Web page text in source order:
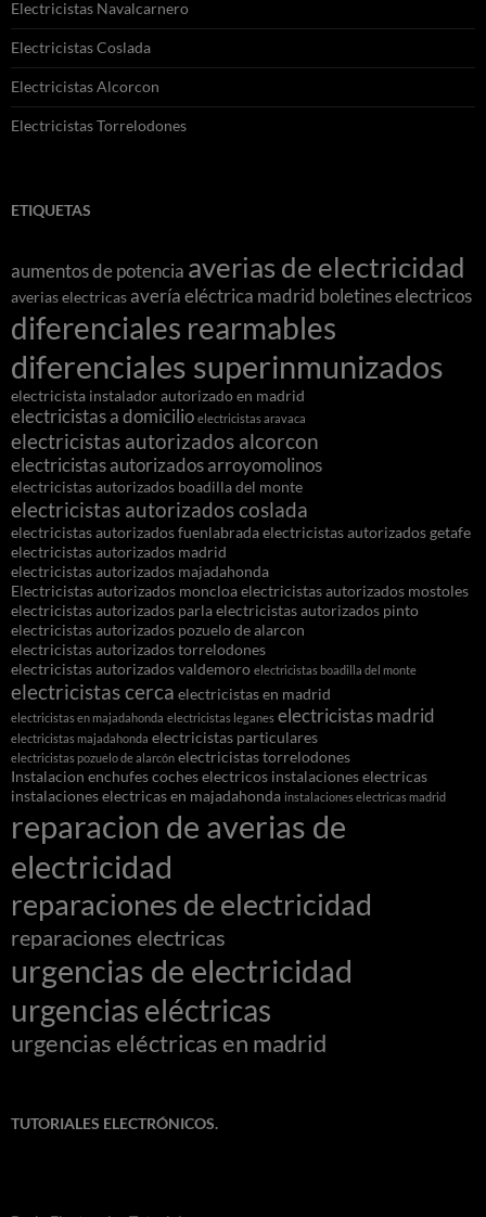
Electricistas Navalcarnero
Electricistas Coslada
Electricistas Alcorcon
Electricistas Torrelodones
ETIQUETAS
aumentos de potencia averias de electricidad
averias electricas avería eléctrica madrid boletines electricos
diferenciales rearmables
diferenciales superinmunizados
electricista instalador autorizado en madrid
electricistas a domicilio electricistas aravaca
electricistas autorizados alcorcon
electricistas autorizados arroyomolinos
electricistas autorizados boadilla del monte
electricistas autorizados coslada
electricistas autorizados fuenlabradaelectricistas autorizados getafe
electricistas autorizados madrid
electricistas autorizados majadahonda
Electricistas autorizados moncloaelectricistas autorizados mostoles
electricistas autorizados parlaelectricistas autorizados pinto
electricistas autorizados pozuelo de alarcon
electricistas autorizados torrelodones
electricistas autorizados valdemoro electricistas boadilla del monte
electricistas cerca electricistas en madrid
electricistas en majadahonda electricistas leganes electricistas madrid
electricistas majadahonda electricistas particulares
electricistas pozuelo de alarcón electricistas torrelodones
Instalacion enchufes coches electricos instalaciones electricas
instalaciones electricas en majadahonda instalaciones electricas madrid
reparacion de averias de
electricidad
reparaciones de electricidad
reparaciones electricas
urgencias de electricidad
urgencias eléctricas
urgencias eléctricas en madrid
TUTORIALES ELECTRÓNICOS.